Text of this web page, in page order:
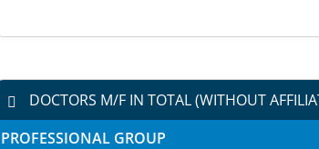
DOCTORS M/F IN TOTAL (WITHOUT
PROFESSIONAL GROUP